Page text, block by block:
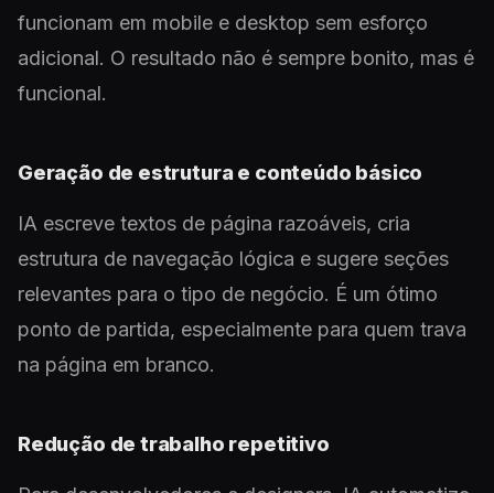
funcionam em mobile e desktop sem esforço
adicional. O resultado não é sempre bonito, mas é
funcional.
Geração de estrutura e conteúdo básico
IA escreve textos de página razoáveis, cria
estrutura de navegação lógica e sugere seções
relevantes para o tipo de negócio. É um ótimo
ponto de partida, especialmente para quem trava
na página em branco.
Redução de trabalho repetitivo